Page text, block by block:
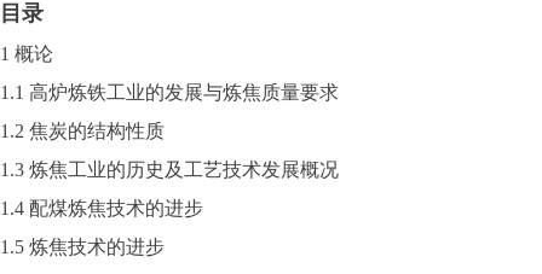
目录
1 概论
1.1 高炉炼铁工业的发展与炼焦质量要求
1.2 焦炭的结构性质
1.3 炼焦工业的历史及工艺技术发展概况
1.4 配煤炼焦技术的进步
1.5 炼焦技术的进步